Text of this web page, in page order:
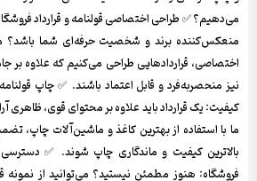
می‌دهیم؟ ✅ طراحی اختصاصی قولنامه و قرارداد
منعکس‌کننده برند و شخصیت حرفه‌ای شما باشد؟
اختصاصی، قراردادهایی طراحی می‌کنیم که علاوه بر
نیز منحصربه‌فرد و قابل اعتماد باشند. ✅ چاپ قولنامه
کیفیت: یک قرارداد باید علاوه بر محتوای قوی، ظاهری
ما با استفاده از بهترین کاغذ و ماشین‌آلات چاپ،
بالاترین کیفیت و ماندگاری چاپ شوند. ✅ دسترسی
فروشگاه: هنوز مطمئن نیستید؟ می‌توانید از نمونه